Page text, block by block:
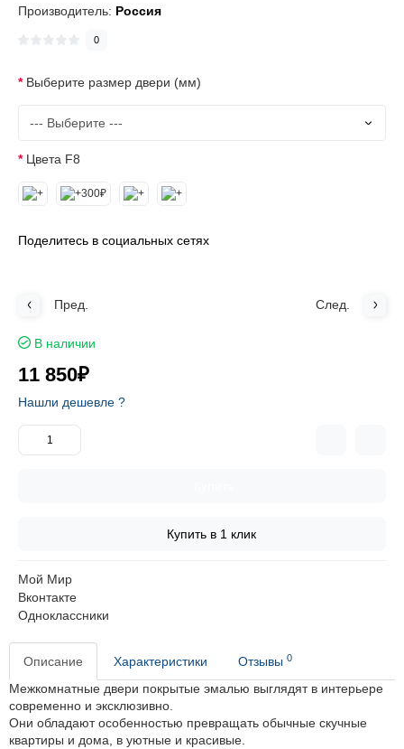
Производитель: Россия
0
Выберите размер двери (мм)
Цвета F8
Поделитесь в социальных сетях
Пред. След.
В наличии
11 850₽
Нашли дешевле ?
Купить в 1 клик
Мой Мир
Вконтакте
Одноклассники
Описание Характеристики Отзывы 0
Межкомнатные двери покрытые эмалью выглядят в интерьере
современно и эксклюзивно.
Они обладают особенностью превращать обычные скучные
квартиры и дома, в уютные и красивые.